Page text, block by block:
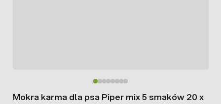
Mokra karma dla psa Piper mix 5 smaków 20 x